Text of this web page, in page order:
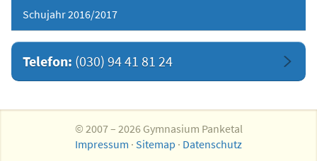
Schujahr 2016/2017
Telefon: (030) 94 41 81 24
© 2007 – 2026 Gymnasium Panketal
Impressum · Sitemap · Datenschutz